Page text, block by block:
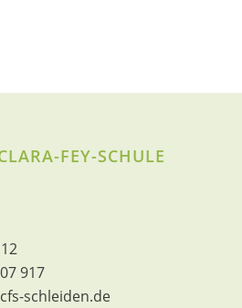
FEY-SCHULE
917
schleiden.de